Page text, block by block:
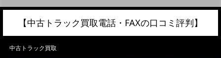
【中古トラック買取電話・FAXの口コミ評判】
中古トラック買取